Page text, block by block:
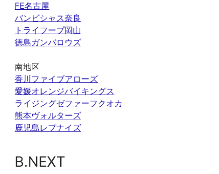
FE名古屋
バンビシャス奈良
トライフープ岡山
徳島ガンバロウズ
南地区
香川ファイブアローズ
愛媛オレンジバイキングス
ライジングゼファーフクオカ
熊本ヴォルターズ
鹿児島レブナイズ
B.NEXT